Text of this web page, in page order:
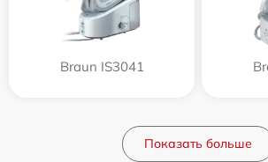
Braun IS3041
Показать больше